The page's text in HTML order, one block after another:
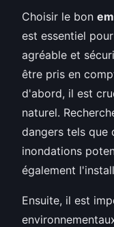
Choisir le bon
est essentiel
agréable et
être pris en
d'abord, il est
naturel.
dangers tels que
inondations
également
Ensuite, il est